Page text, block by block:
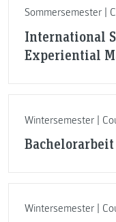
Sommersemester |
International
Experiential
Wintersemester |
Bachelorarbeit
Wintersemester |